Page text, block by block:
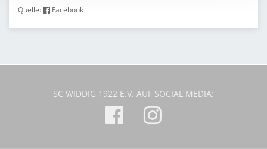
Quelle: Facebook
SC WIDDIG 1922 E.V. AUF SOCIAL MEDIA: